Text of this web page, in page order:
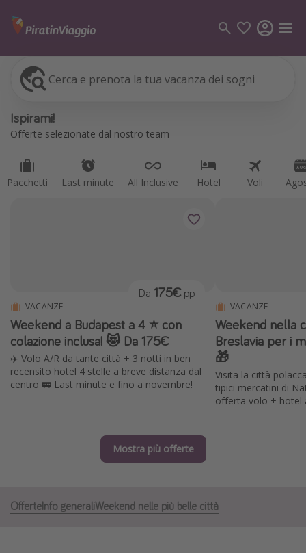
Cerca e prenota la tua vacanza dei sogni
Ispirami!
Offerte selezionate dal nostro team
Pacchetti Last minute All Inclusive Hotel Voli
Pacchetti
Voli
Vacanze
Albania
Grecia
Baleari
Egitto
Tunisia
VACANZE
Weekend a Budapest a 4 ⭐️ con
colazione inclusa! 😻 Da 175€
✈️ Volo A/R da tante città + 3 notti in ben
recensito hotel 4 stelle a breve distanza dal
centro 🚃 Last minute e fino a novembre!
Da 175€ pp
VACANZE
Weekend nella
Breslavia per i
🎁
Visita la città
tipici mercatini di
offerta volo + hotel
Mostra più offerte
OfferteInfo generaliWeekend nelle più belle città